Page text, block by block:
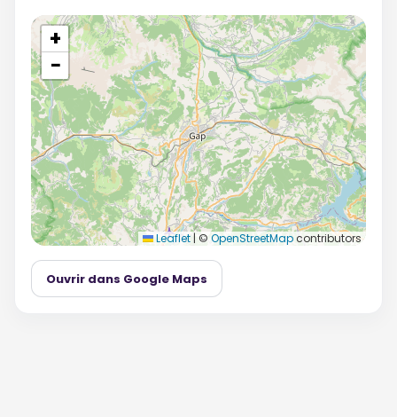
+
−
Leaflet | © OpenStreetMapcontributors
Ouvrir dans Google Maps